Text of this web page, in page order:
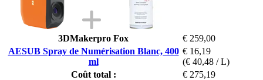
3DMakerpro Fox
€ 259,00
AESUB Spray de Numérisation Blanc, 400
ml
€ 16,19
(€ 40,48 / L)
Coût total :
€ 275,19